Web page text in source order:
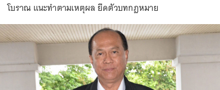
โบราณ แนะทำตามเหตุผล ยึดตัวบทกฎหมาย